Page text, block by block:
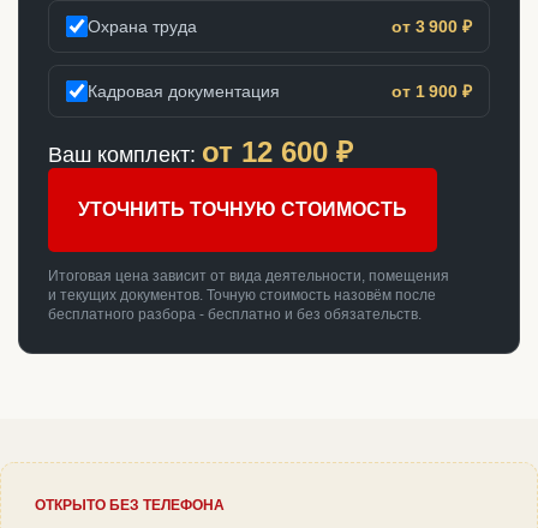
Охрана труда от 3 900 ₽
Кадровая документация от 1 900 ₽
Ваш комплект: от 12 600 ₽
УТОЧНИТЬ ТОЧНУЮ СТОИМОСТЬ
Итоговая цена зависит от вида деятельности, помещения
и текущих документов. Точную стоимость назовём после
бесплатного разбора - бесплатно и без обязательств.
ОТКРЫТО БЕЗ ТЕЛЕФОНА